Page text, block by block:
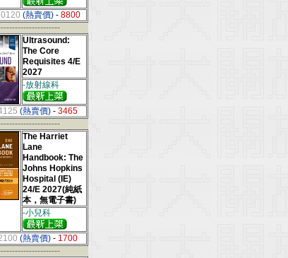
(熱賣價) - 8800
Ultrasound:
The Core
Requisites 4/E
2027
-放射線科
(熱賣價) - 3465
The Harriet
Lane
Handbook: The
Johns Hopkins
Hospital (IE)
24/E 2027(純紙
本，無電子書)
-小兒科
(熱賣價) - 1700